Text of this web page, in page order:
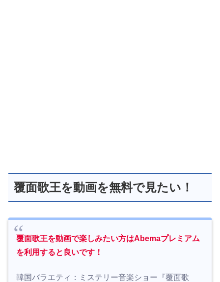
覆面歌王を動画を無料で見たい！
覆面歌王を動画で楽しみたい方はAbemaプレミアム
を利用すると良いです！
韓国バラエティ：ミステリー音楽ショー『覆面歌